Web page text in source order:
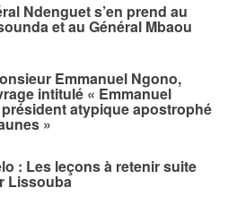
Ndenguet s’en prend au
et au Général Mbaou
Emmanuel Ngono,
intitulé « Emmanuel
président atypique apostrophé
»
: Les leçons à retenir suite
Lissouba